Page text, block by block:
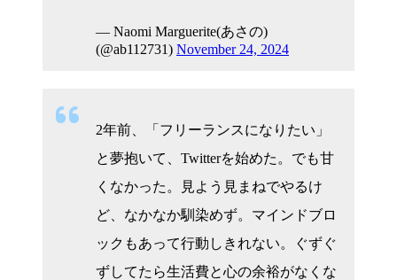
— Naomi Marguerite(あさの)
(@ab112731) November 24, 2024
2年前、「フリーランスになりたい」
と夢抱いて、Twitterを始めた。でも甘
くなかった。見よう見まねでやるけ
ど、なかなか馴染めず。マインドブロ
ックもあって行動しきれない。ぐずぐ
ずしてたら生活費と心の余裕がなくな